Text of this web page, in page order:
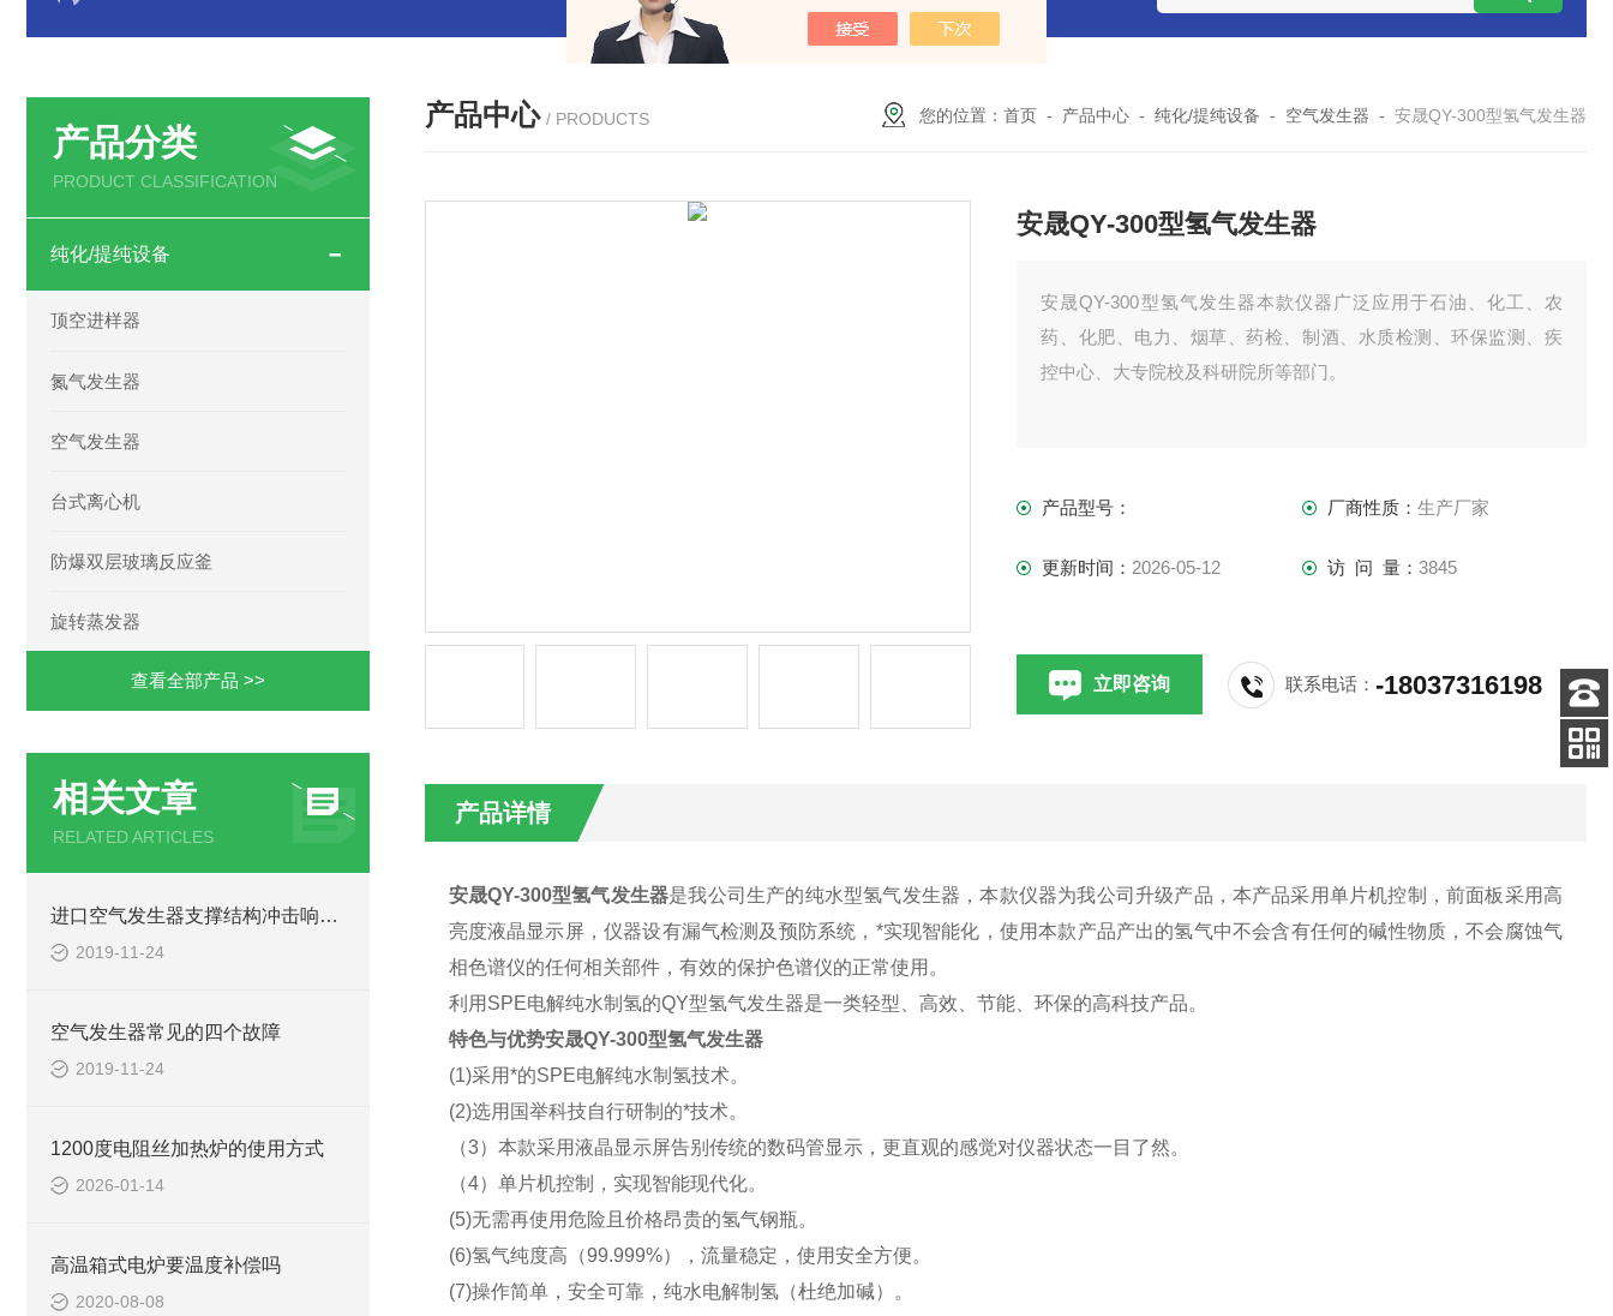
产品分类
PRODUCT CLASSIFICATION
纯化/提纯设备
顶空进样器
氮气发生器
空气发生器
台式离心机
防爆双层玻璃反应釜
旋转蒸发器
查看全部产品 >>
相关文章
RELATED ARTICLES
进口空气发生器支撑结构冲击响应数值分析
2019-11-24
空气发生器常见的四个故障
2019-11-24
1200度电阻丝加热炉的使用方式
2026-01-14
高温箱式电炉要温度补偿吗
2020-08-08
产品中心 / PRODUCTS 您的位置： 首页 - 产品中心 - 纯化/提纯设备 - 空气发生器 - 安晟QY-300型氢气发生器
安晟QY-300型氢气发生器
安晟QY-300型氢气发生器本款仪器广泛应用于石油、化工、农
药、化肥、电力、烟草、药检、制酒、水质检测、环保监测、疾
控中心、大专院校及科研院所等部门。
产品型号： 厂商性质： 生产厂家
更新时间： 2026-05-12 访 问 量： 3845
立即咨询 联系电话：-18037316198
产品详情
安晟QY-300型氢气发生器是我公司生产的纯水型氢气发生器，本款仪器为我公司升级产品，本产品采用单片机控制，前面板采用高
亮度液晶显示屏，仪器设有漏气检测及预防系统，*实现智能化，使用本款产品产出的氢气中不会含有任何的碱性物质，不会腐蚀气
相色谱仪的任何相关部件，有效的保护色谱仪的正常使用。
利用SPE电解纯水制氢的QY型氢气发生器是一类轻型、高效、节能、环保的高科技产品。
特色与优势安晟QY-300型氢气发生器
(1)采用*的SPE电解纯水制氢技术。
(2)选用国举科技自行研制的*技术。
（3）本款采用液晶显示屏告别传统的数码管显示，更直观的感觉对仪器状态一目了然。
（4）单片机控制，实现智能现代化。
(5)无需再使用危险且价格昂贵的氢气钢瓶。
(6)氢气纯度高（99.999%），流量稳定，使用安全方便。
(7)操作简单，安全可靠，纯水电解制氢（杜绝加碱）。
客服
电话